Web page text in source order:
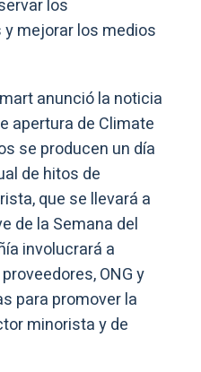
los
mejorar los medios
anunció la noticia
apertura de Climate
se producen un día
de hitos de
que se llevará a
de la Semana del
involucrará a
ONG y
para promover la
minorista y de